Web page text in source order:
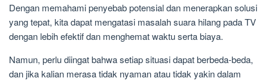
Dengan memahami penyebab potensial dan menerapkan solusi
yang tepat, kita dapat mengatasi masalah suara hilang pada TV
dengan lebih efektif dan menghemat waktu serta biaya.
Namun, perlu diingat bahwa setiap situasi dapat berbeda-beda,
dan jika kalian merasa tidak nyaman atau tidak yakin dalam